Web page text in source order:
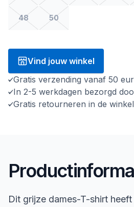
48 50
Vind jouw winkel
Gratis verzending vanaf 50
In 2-5 werkdagen bezorgd
Gratis retourneren in de winkel
Dit grijze dames-T-shirt